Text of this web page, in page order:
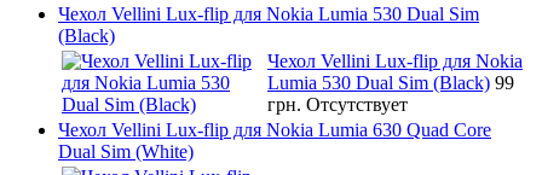
Чехол Vellini Lux-flip для Nokia Lumia 530 Dual Sim
(Black)
Чехол Vellini Lux-flip для Nokia
Lumia 530 Dual Sim (Black) 99
грн. Отсутствует
Чехол Vellini Lux-flip для Nokia Lumia 630 Quad Core
Dual Sim (White)